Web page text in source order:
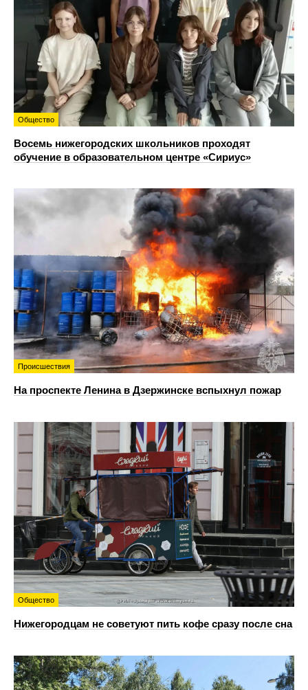
Общество
Восемь нижегородских школьников проходят
обучение в образовательном центре «Сириус»
Происшествия
На проспекте Ленина в Дзержинске вспыхнул пожар
Общество
Нижегородцам не советуют пить кофе сразу после сна